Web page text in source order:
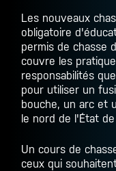
Les nouveaux
obligatoire
permis de chasse
couvre les
responsabilités
pour utiliser un
bouche, un arc et
le nord de l'État
Un cours de
ceux qui